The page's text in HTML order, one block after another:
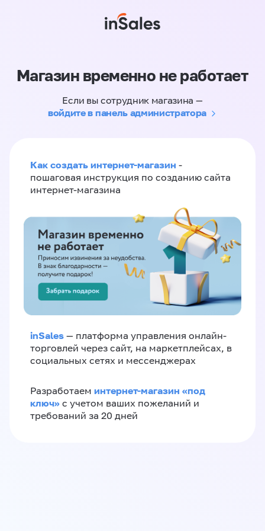
Магазин временно не работает
Если вы сотрудник магазина —
войдите в панель администратора
Как создать интернет-магазин -
пошаговая инструкция по созданию сайта
интернет-магазина
inSales — платформа управления онлайн-
торговлей через сайт, на маркетплейсах, в
социальных сетях и мессенджерах
Разработаем интернет-магазин «‎под
ключ»‎ с учетом ваших пожеланий и
требований за 20 дней